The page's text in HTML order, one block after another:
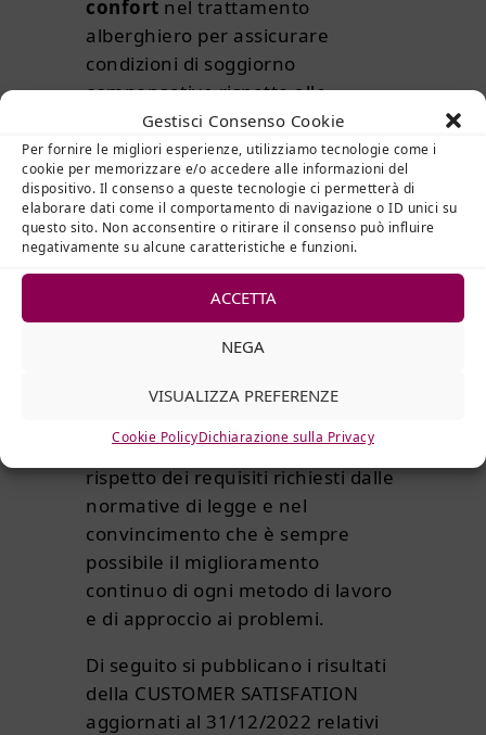
Gestisci Consenso Cookie
Per fornire le migliori esperienze, utilizziamo tecnologie come i
cookie per memorizzare e/o accedere alle informazioni del
dispositivo. Il consenso a queste tecnologie ci permetterà di
elaborare dati come il comportamento di navigazione o ID unici su
questo sito. Non acconsentire o ritirare il consenso può influire
negativamente su alcune caratteristiche e funzioni.
ACCETTA
NEGA
VISUALIZZA PREFERENZE
Cookie PolicyDichiarazione sulla Privacy
confort nel trattamento
alberghiero per assicurare
condizioni di soggiorno
compensative rispetto alle
privazioni e ai disagi connaturati
nella degenza.
La soddisfazione degli Utentie
dei loro familiari, in termini di
eccellenza delle prestazioni
fornite, rispetto dei loro bisogni e
delle loro richieste, disponibilità e
sollecitudine continue nei loro
l’obiettivo prioritario a cui tutto il
sforzi nelle varie attività, nel
rispetto dei requisiti richiesti dalle
normative di legge e nel
convincimento che è sempre
possibile il miglioramento
continuo di ogni metodo di lavoro
e di approccio ai problemi.
Di seguito si pubblicano i risultati
della CUSTOMER SATISFATION
aggiornati al 31/12/2022 relativi